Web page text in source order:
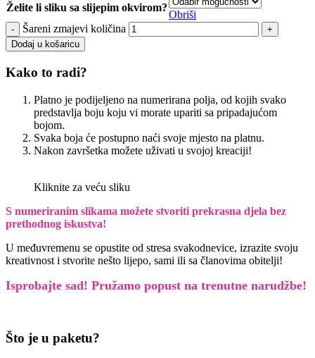
Želite li sliku sa slijepim okvirom?
Obriši
Šareni zmajevi količina
Dodaj u košaricu
Kako to radi?
Platno je podijeljeno na numerirana polja, od kojih svako
predstavlja boju koju vi morate upariti sa pripadajućom
bojom.
Svaka boja će postupno naći svoje mjesto na platnu.
Nakon završetka možete uživati u svojoj kreaciji!
Kliknite za veću sliku
S numeriranim slikama možete stvoriti prekrasna djela bez
prethodnog iskustva!
U međuvremenu se opustite od stresa svakodnevice, izrazite svoju
kreativnost i stvorite nešto lijepo, sami ili sa članovima obitelji!
Isprobajte sad! Pružamo popust na trenutne narudžbe!
Što je u paketu?